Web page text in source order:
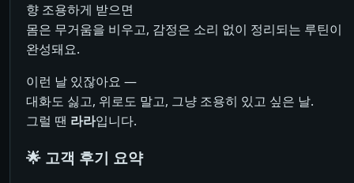
향 조용하게 받으면
몸은 무거움을 비우고, 감정은 소리 없이 정리되는 루틴이
완성돼요.
이런 날 있잖아요 —
대화도 싫고, 위로도 말고, 그냥 조용히 있고 싶은 날.
그럴 땐 라라입니다.
🌟 고객 후기 요약